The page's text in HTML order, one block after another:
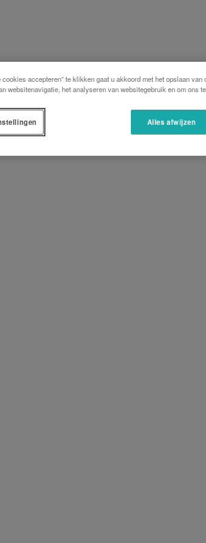
cookies accepteren” te klikken gaat u akkoord met het opslaan
websitenavigatie, het analyseren van websitegebruik en om ons
Alles afwijzen